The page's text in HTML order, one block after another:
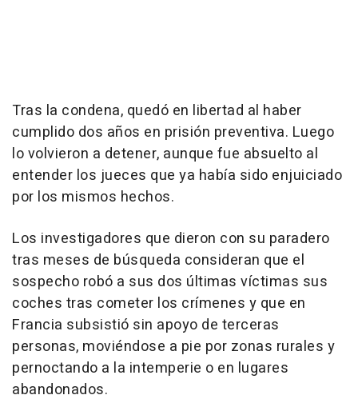
Tras la condena, quedó en libertad al haber
cumplido dos años en prisión preventiva. Luego
lo volvieron a detener, aunque fue absuelto al
entender los jueces que ya había sido enjuiciado
por los mismos hechos.
Los investigadores que dieron con su paradero
tras meses de búsqueda consideran que el
sospecho robó a sus dos últimas víctimas sus
coches tras cometer los crímenes y que en
Francia subsistió sin apoyo de terceras
personas, moviéndose a pie por zonas rurales y
pernoctando a la intemperie o en lugares
abandonados.